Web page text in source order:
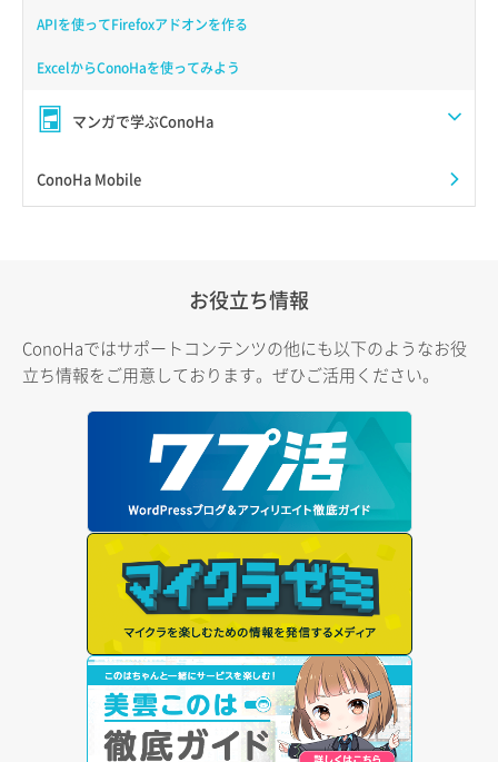
APIを使ってFirefoxアドオンを作る
ExcelからConoHaを使ってみよう
マンガで学ぶConoHa
ConoHa Mobile
お役立ち情報
ConoHaではサポートコンテンツの他にも以下のようなお役
立ち情報をご用意しております。ぜひご活用ください。